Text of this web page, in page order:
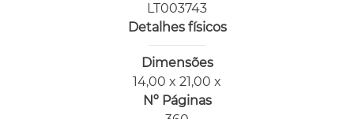
LT003743
Detalhes físicos
Dimensões
14,00 x 21,00 x
Nº Páginas